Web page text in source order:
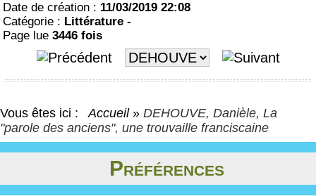
Date de création : 11/03/2019 22:08
Catégorie : Littérature -
Page lue 3446 fois
Vous êtes ici : Accueil » DEHOUVE, Danièle, La
"parole des anciens", une trouvaille franciscaine
Préférences